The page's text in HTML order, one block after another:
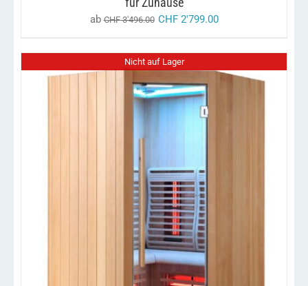
GEWÄHLT
WERDEN
abCHF3'496.00 CHF2'799.00
Nicht auf Lager
DETAILS